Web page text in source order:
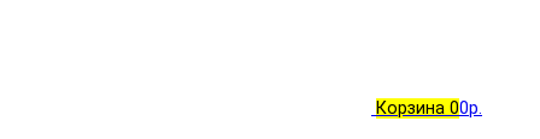
Корзина 00р.